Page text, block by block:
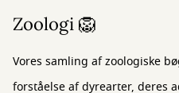
Zoologi 🦁
Vores samling af zoologiske
forståelse af dyrearter, deres